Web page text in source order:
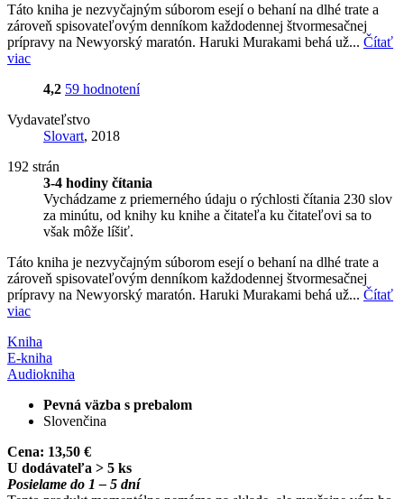
Táto kniha je nezvyčajným súborom esejí o behaní na dlhé trate a
zároveň spisovateľovým denníkom každodennej štvormesačnej
prípravy na Newyorský maratón. Haruki Murakami behá už... Čítať
viac
4,2 59 hodnotení
Vydavateľstvo
Slovart, 2018
192 strán
3-4 hodiny čítania
Vychádzame z priemerného údaju o rýchlosti čítania 230 slov
za minútu, od knihy ku knihe a čitateľa ku čitateľovi sa to
však môže líšiť.
Táto kniha je nezvyčajným súborom esejí o behaní na dlhé trate a
zároveň spisovateľovým denníkom každodennej štvormesačnej
prípravy na Newyorský maratón. Haruki Murakami behá už... Čítať
viac
Kniha
E-kniha
Audiokniha
Pevná väzba s prebalom
Slovenčina
Cena: 13,50 €
U dodávateľa > 5 ks
Posielame do 1 – 5 dní